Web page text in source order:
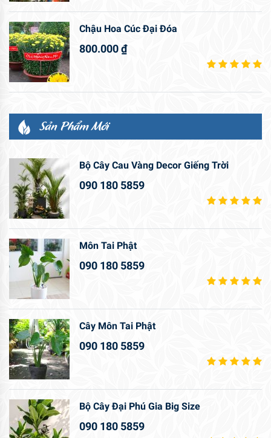
Chậu Hoa Cúc Đại Đóa
800.000₫
Sản Phẩm Mới
Bộ Cây Cau Vàng Decor Giếng Trời
090 180 5859
Môn Tai Phật
090 180 5859
Cây Môn Tai Phật
090 180 5859
Bộ Cây Đại Phú Gia Big Size
090 180 5859